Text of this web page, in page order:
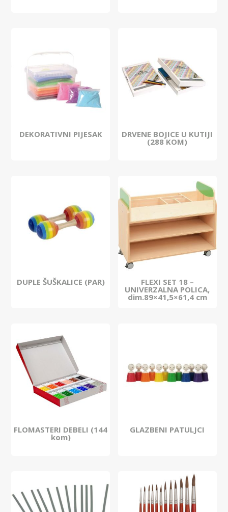
DEKORATIVNI PIJESAK DRVENE BOJICE U KUTIJI
(288 KOM)
DUPLE ŠUŠKALICE (PAR) FLEXI SET 18 –
UNIVERZALNA POLICA,
dim.89×41,5×61,4 cm
FLOMASTERI DEBELI (144
kom)
GLAZBENI PATULJCI